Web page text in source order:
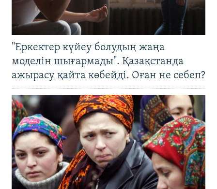
"Еркектер күйеу болудың жаңа
моделін шығармады". Қазақстанда
ажырасу қайта көбейді. Оған не себеп?